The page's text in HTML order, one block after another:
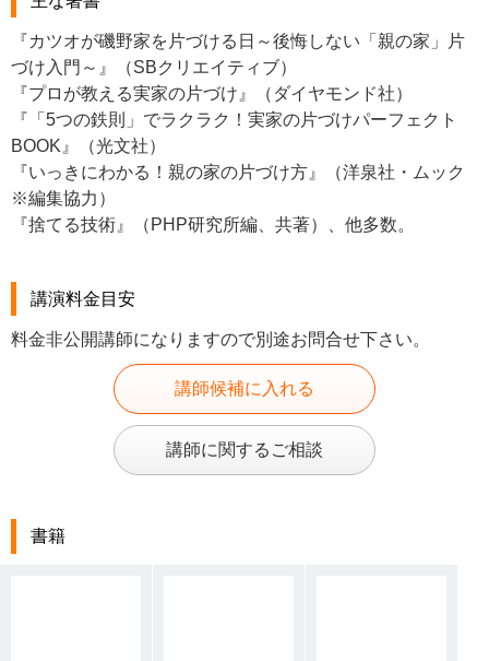
『カツオが磯野家を片づける日～後悔しない「親の家」片
づけ入門～』（SBクリエイティブ）
『プロが教える実家の片づけ』（ダイヤモンド社）
『「5つの鉄則」でラクラク！実家の片づけパーフェクト
BOOK』（光文社）
『いっきにわかる！親の家の片づけ方』（洋泉社・ムック
※編集協力）
『捨てる技術』（PHP研究所編、共著）、他多数。
講演料金目安
料金非公開講師になりますので別途お問合せ下さい。
講師候補に入れる
講師に関するご相談
書籍